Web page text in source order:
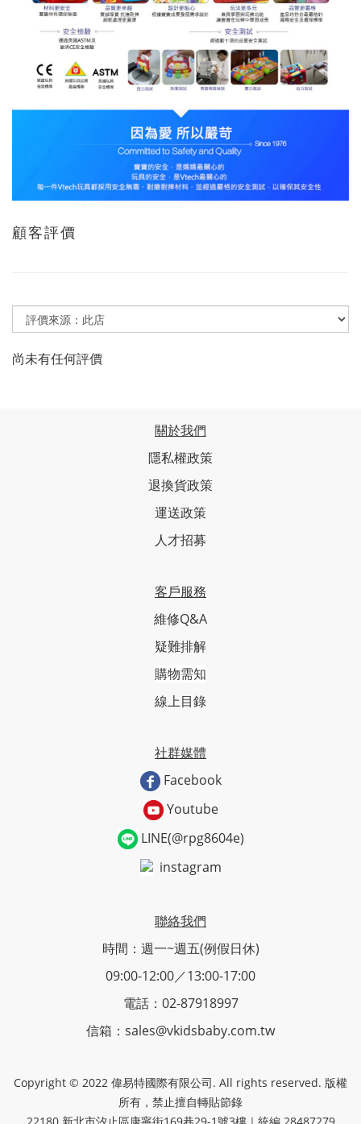
顧客評價
尚未有任何評價
關於我們
隱私權政策
退換貨政策
運送政策
人才招募
客戶服務
維修Q&A
疑難排解
購物需知
線上目錄
社群媒體
Facebook
Youtube
LINE(@rpg8604e)
instagram
聯絡我們
時間：週一~週五(例假日休)
09:00-12:00／13:00-17:00
電話：02-87918997
信箱：sales@vkidsbaby.com.tw
Copyright © 2022 偉易特國際有限公司. All rights reserved. 版權
所有，禁止擅自轉貼節錄
22180 新北市汐止區康寧街169巷29-1號3樓｜統編 28487279